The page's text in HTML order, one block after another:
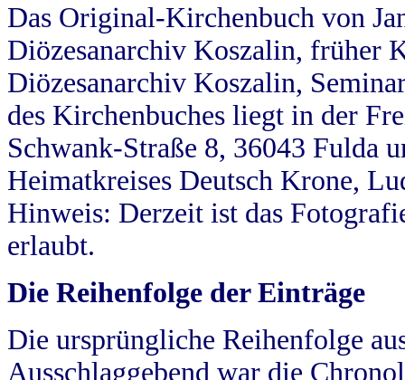
Das Original-Kirchenbuch von
Diözesanarchiv Koszalin, früher
Diözesanarchiv Koszalin,
des Kirchenbuches liegt in der
Schwank-Straße 8, 36043 Fulda
Heimatkreises Deutsch Krone,
Hinweis: Derzeit ist das
erlaubt.
Die Reihenfolge der Einträge
Die ursprüngliche Reihenfolge
Ausschlaggebend war die